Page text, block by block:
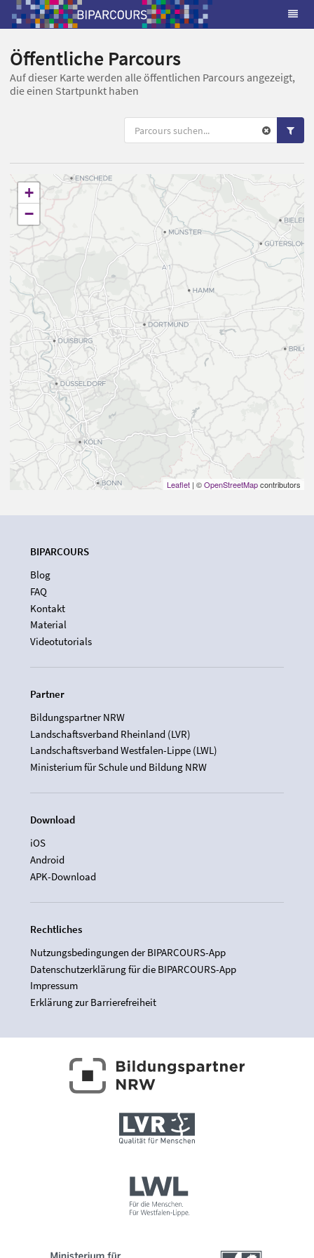
Öffentliche Parcours
Auf dieser Karte werden alle öffentlichen Parcours angezeigt,
die einen Startpunkt haben
+
−
Leaflet | ©OpenStreetMapcontributors
BIPARCOURS
Blog
FAQ
Kontakt
Material
Videotutorials
Partner
Bildungspartner NRW
Landschaftsverband Rheinland (LVR)
Landschaftsverband Westfalen-Lippe (LWL)
Ministerium für Schule und Bildung NRW
Download
iOS
Android
APK-Download
Rechtliches
Nutzungsbedingungen der BIPARCOURS-App
Datenschutzerklärung für die BIPARCOURS-App
Impressum
Erklärung zur Barrierefreiheit